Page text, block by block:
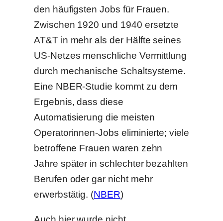
den häufigsten Jobs für Frauen.
Zwischen 1920 und 1940 ersetzte
AT&T in mehr als der Hälfte seines
US-Netzes menschliche Vermittlung
durch mechanische Schaltsysteme.
Eine NBER-Studie kommt zu dem
Ergebnis, dass diese
Automatisierung die meisten
Operatorinnen-Jobs eliminierte; viele
betroffene Frauen waren zehn
Jahre später in schlechter bezahlten
Berufen oder gar nicht mehr
erwerbstätig. (NBER)